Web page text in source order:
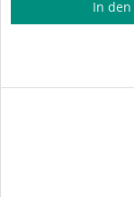
In den